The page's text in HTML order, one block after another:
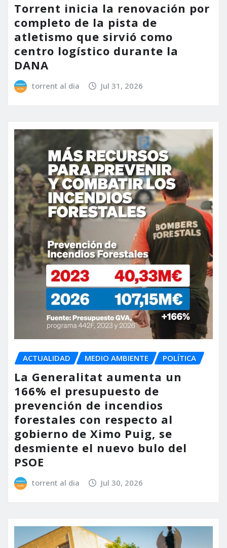
Torrent inicia la renovación por
completo de la pista de
atletismo que sirvió como
centro logístico durante la
DANA
torrent al dia Jul 31, 2026
ACTUALIDAD MEDIO AMBIENTE POLÍTICA
La Generalitat aumenta un
166% el presupuesto de
prevención de incendios
forestales con respecto al
gobierno de Ximo Puig, se
desmiente el nuevo bulo del
PSOE
torrent al dia Jul 30, 2026